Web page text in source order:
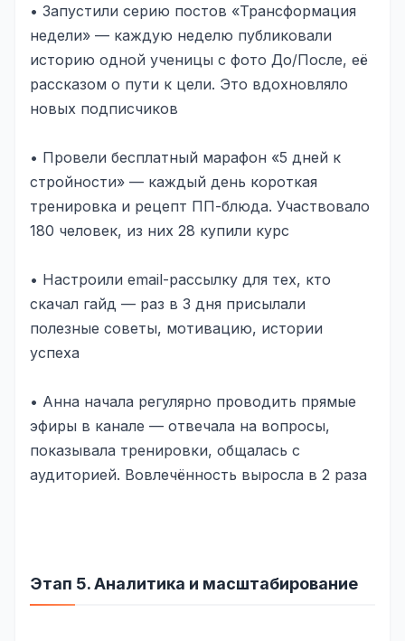
• Запустили серию постов «Трансформация
недели» — каждую неделю публиковали
историю одной ученицы с фото До/После, её
рассказом о пути к цели. Это вдохновляло
новых подписчиков
• Провели бесплатный марафон «5 дней к
стройности» — каждый день короткая
тренировка и рецепт ПП-блюда. Участвовало
180 человек, из них 28 купили курс
• Настроили email-рассылку для тех, кто
скачал гайд — раз в 3 дня присылали
полезные советы, мотивацию, истории
успеха
• Анна начала регулярно проводить прямые
эфиры в канале — отвечала на вопросы,
показывала тренировки, общалась с
аудиторией. Вовлечённость выросла в 2 раза
Этап 5. Аналитика и масштабирование